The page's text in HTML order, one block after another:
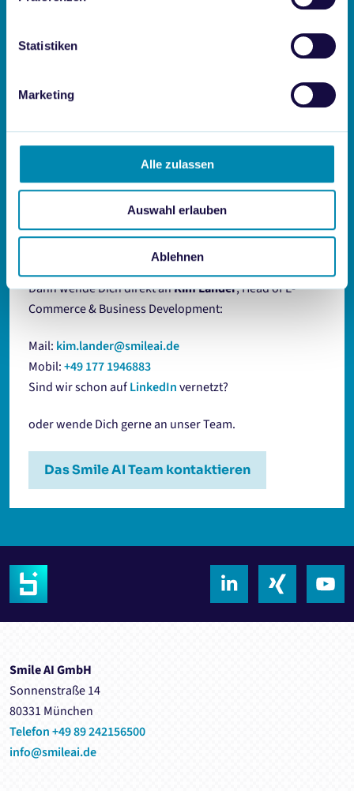
Statistiken
Marketing
Alle zulassen
Auswahl erlauben
Ablehnen
Du möchtest mehr Informationen zu
diesem Thema?
Dann wende Dich direkt anKim Lander, Head of E-
Commerce & Business Development:
Mail: kim.lander@smileai.de
Mobil:+49 177 1946883
Sind wir schon aufLinkedInvernetzt?
oder wende Dich gerne an unser Team.
Das Smile AI Team kontaktieren
Smile AI GmbH
Sonnenstraße 14
80331 München
Telefon +49 89 242156500
info@smileai.de